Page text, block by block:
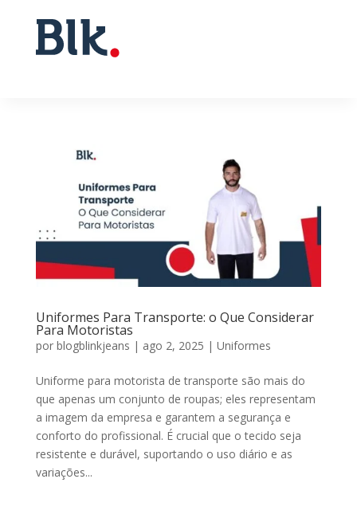
Uniformes Para Transporte: o Que Considerar
Para Motoristas
por blogblinkjeans | ago 2, 2025 | Uniformes
Uniforme para motorista de transporte são mais do
que apenas um conjunto de roupas; eles representam
a imagem da empresa e garantem a segurança e
conforto do profissional. É crucial que o tecido seja
resistente e durável, suportando o uso diário e as
variações...